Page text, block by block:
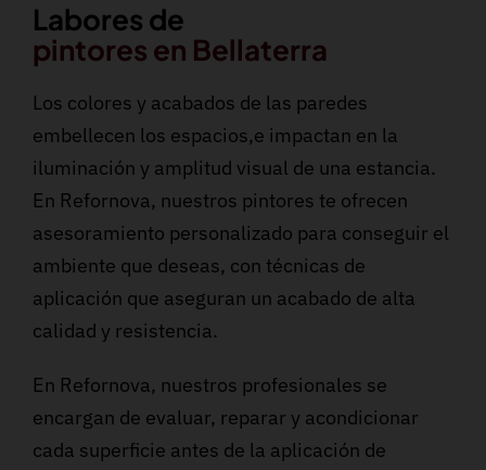
Labores de
pintores en Bellaterra
Los colores y acabados de las paredes
embellecen los espacios,e impactan en la
iluminación y amplitud visual de una estancia.
En Refornova, nuestros pintores te ofrecen
asesoramiento personalizado para conseguir el
ambiente que deseas, con técnicas de
aplicación que aseguran un acabado de alta
calidad y resistencia.
En Refornova, nuestros profesionales se
encargan de evaluar, reparar y acondicionar
cada superficie antes de la aplicación de